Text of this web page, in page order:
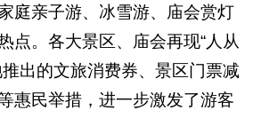
庭亲子游、冰雪游、庙会赏灯
点。各大景区、庙会再现“人从
出的文旅消费券、景区门票减
惠民举措，进一步激发了游客